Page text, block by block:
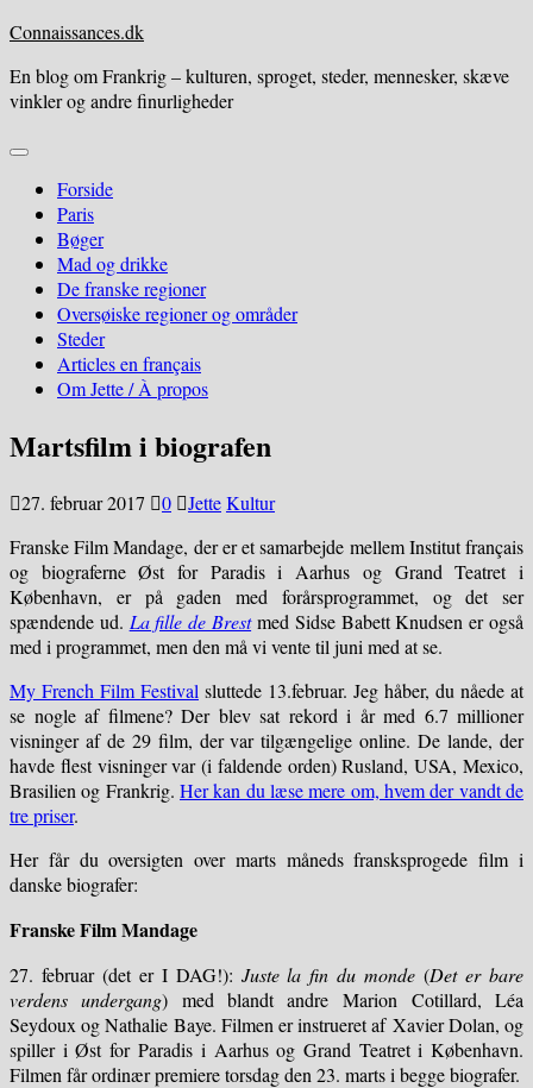
Skip
content
Connaissances.dk
En blog om Frankrig – kulturen, sproget, steder, mennesker, skæve
vinkler og andre finurligheder
Expand
Forside
Paris
Bøger
Mad og drikke
De franske regioner
Oversøiske regioner og områder
Steder
Articles en français
Om Jette / À propos
Martsfilm i biografen
27. februar 2017 0 JetteKultur
Franske Film Mandage, der er et samarbejde mellem Institut français
og biograferne Øst for Paradis i Aarhus og Grand Teatret i
København, er på gaden med forårsprogrammet, og det ser
spændende ud. La fille de Brestmed Sidse Babett Knudsen er også
med i programmet, men den må vi vente til juni med at se.
My French Film Festival sluttede 13.februar. Jeg håber, du nåede at
se nogle af filmene? Der blev sat rekord i år med 6.7 millioner
visninger af de 29 film, der var tilgængelige online. De lande, der
havde flest visninger var (i faldende orden) Rusland, USA, Mexico,
Brasilien og Frankrig. Her kan du læse mere om, hvem der vandt de
tre priser.
Her får du oversigten over marts måneds fransksprogede film i
danske biografer:
Franske Film Mandage
27. februar (det er I DAG!): Juste la fin du monde (Det er bare
verdens undergang) med blandt andre Marion Cotillard, Léa
Seydoux og Nathalie Baye. Filmen er instrueret af Xavier Dolan, og
spiller i Øst for Paradis i Aarhus og Grand Teatret i København.
Filmen får ordinær premiere torsdag den 23. marts i begge biografer.